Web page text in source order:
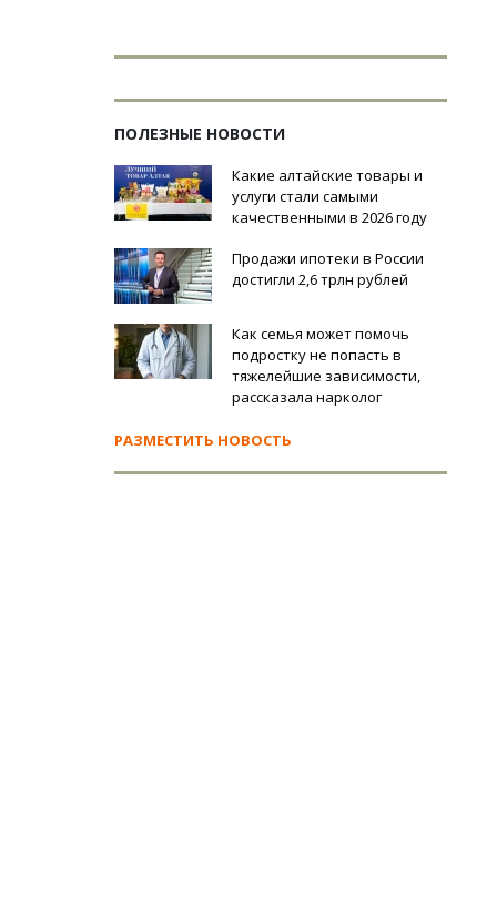
ПОЛЕЗНЫЕ НОВОСТИ
Какие алтайские товары и
услуги стали самыми
качественными в 2026 году
Продажи ипотеки в России
достигли 2,6 трлн рублей
Как семья может помочь
подростку не попасть в
тяжелейшие зависимости,
рассказала нарколог
РАЗМЕСТИТЬ НОВОСТЬ